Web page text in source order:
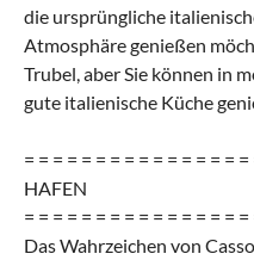
die ursprüngliche
Atmosphäre genießen
Trubel, aber Sie können in
gute italienische Küche
= = = = = = = = = = = = = = =
HAFEN
= = = = = = = = = = = = = = =
Das Wahrzeichen von